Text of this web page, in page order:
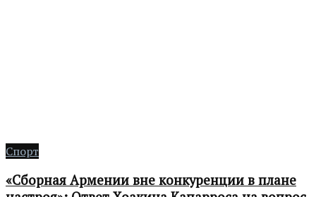
Спорт
«Сборная Армении вне конкуренции в плане